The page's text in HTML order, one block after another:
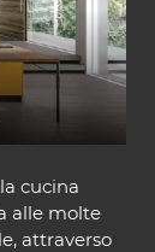
cucina
alle molte
attraverso